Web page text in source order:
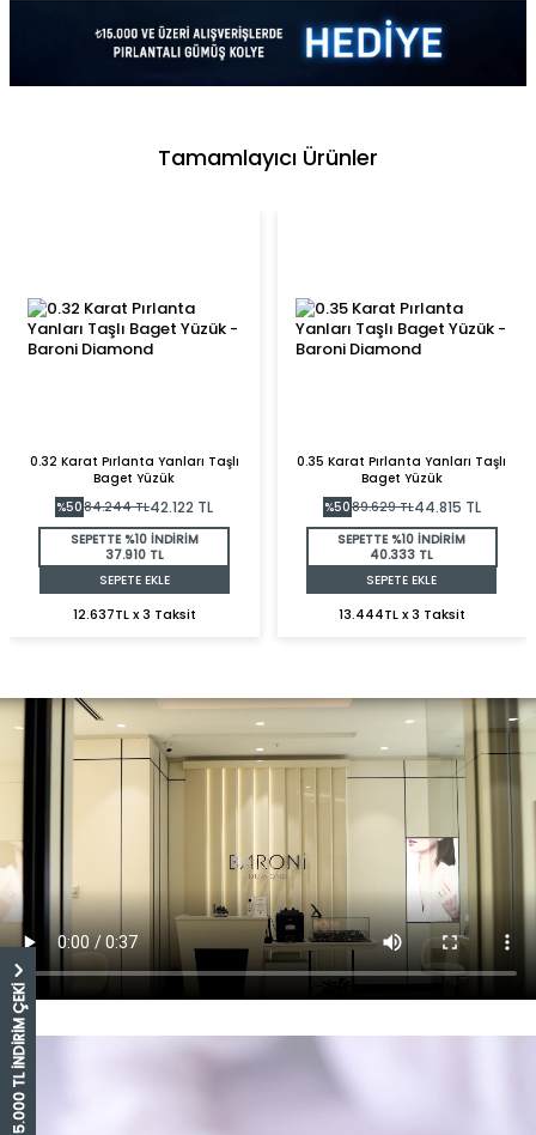
5.000 TL İNDİRİM ÇEKİ
Tamamlayıcı Ürünler
0.32 Karat Pırlanta Yanları Taşlı
Baget Yüzük
%5084.244TL42.122 TL
SEPETTE %10 İNDİRİM
37.910 TL
SEPETE EKLE
12.637TL x 3 Taksit
0.35 Karat Pırlanta Yanları Taşlı
Baget Yüzük
%5089.629TL44.815 TL
SEPETTE %10 İNDİRİM
40.333 TL
SEPETE EKLE
13.444TL x 3 Taksit